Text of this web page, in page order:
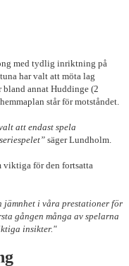
med tydlig inriktning på
har valt att möta lag
bland annat Huddinge (2
står för motståndet.
att endast spela
säger Lundholm.
viktiga för den fortsatta
jämnhet i våra prestationer för
gången många av spelarna
insikter."